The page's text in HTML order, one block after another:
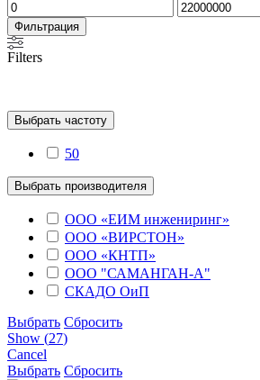
Минимальная
цена
Максимальная
цена
Фильтрация
Filters
Выбрать частоту
50
Выбрать производителя
ООО «ЕИМ инжениринг»
ООО «ВИРСТОН»
ООО «КНТП»
OOO "САМАНГАН-А"
СКАДО ОиП
Выбрать Сбросить
Show (27)
Cancel
Выбрать Сбросить